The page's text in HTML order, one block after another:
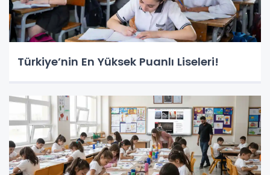
Türkiye’nin En Yüksek Puanlı Liseleri!